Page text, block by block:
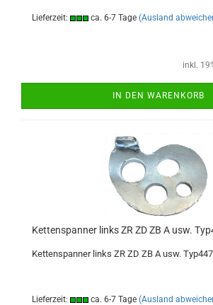
Lieferzeit: ca. 6-7 Tage (Ausland
inkl.
IN DEN WARENKORB
Kettenspanner links ZR ZD ZB A usw.
Kettenspanner links ZR ZD ZB A usw.
Lieferzeit: ca. 6-7 Tage (Ausland